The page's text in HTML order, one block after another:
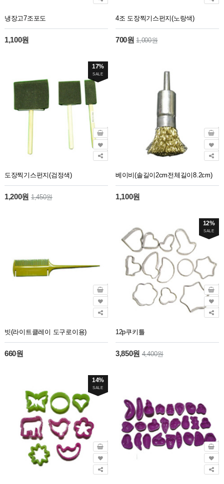
냉장고7조포도
1,100원
4조 도장찍기스펀지(노랑색)
700원1,000원
17%
SALE
도장찍기스펀지(검정색)
1,200원 1,450원
베이비(솔길이2cm전체길이8.2cm)
1,100원
빗(라이트클레이 도구로이용)
660원
12%
SALE
12p쿠키틀
3,850원4,400원
14%
SALE